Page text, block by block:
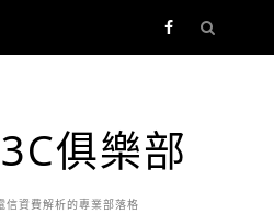
俱樂部
信資費解析的專業部落格